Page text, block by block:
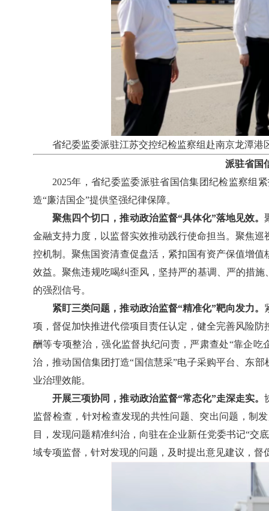
省纪委监委派驻江苏交控纪检监察组赴南京龙潭港
派驻省国
2025年，省纪委监委派驻省国信集团纪检监察组
造“廉洁国企”提供坚强纪律保障。
聚焦四个切口，推动政治监督“具体化”落地见效。
金融支持力度，以监督实效推动践行使命担当。聚焦
控机制。聚焦国资清查促盘活，紧扣国有资产保值增
效益。聚焦违规吃喝纠歪风，坚持严的基调、严的措
的强烈信号。
紧盯三类问题，推动政治监督“精准化”靶向发力。
项，督促加快推进代偿项目责任认定，健全完善风险
酬等专项整治，强化监督执纪问责，严肃查处“靠企
治，推动国信集团打造“国信慧采”电子采购平台、东
业治理效能。
开展三项协同，推动政治监督“常态化”走深走实。
监督检查，针对检查发现的共性问题、突出问题，制
目，发现问题精准纠治，向驻在企业新任党委书记“交
域专项监督，针对发现的问题，及时提出意见建议，